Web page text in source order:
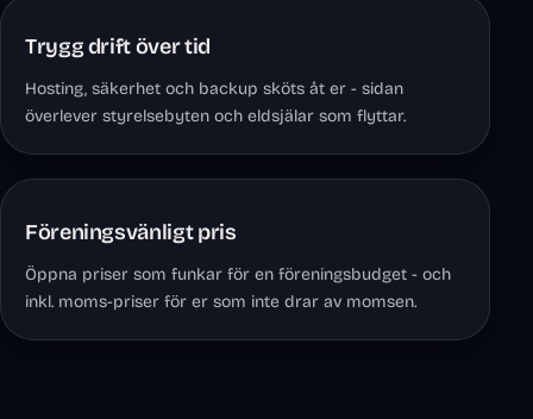
Trygg drift över tid
Hosting, säkerhet och backup sköts åt er - sidan
överlever styrelsebyten och eldsjälar som flyttar.
Föreningsvänligt pris
Öppna priser som funkar för en föreningsbudget - och
inkl. moms-priser för er som inte drar av momsen.